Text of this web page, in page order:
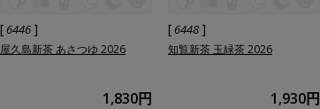
[ 6446 ]
屋久島新茶 あさつゆ 2026
1,830円
[ 6448 ]
知覧新茶 玉緑茶 2026
1,930円